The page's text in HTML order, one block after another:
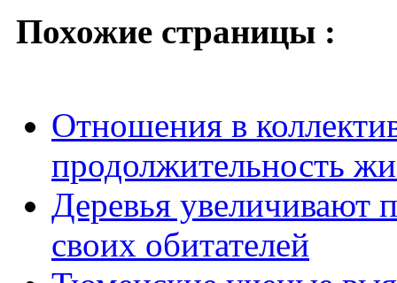
Похожие страницы :
Отношения в
продолжительность
Деревья увеличивают
своих обитателей